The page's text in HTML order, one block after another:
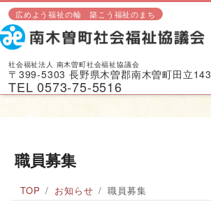
広めよう福祉の輪 築こう福祉のまち
社会福祉法人 南木曽町社会福祉協議会
〒399-5303 長野県木曽郡南木曽町田立
TEL 0573-75-5516
職員募集
TOP お知らせ 職員募集